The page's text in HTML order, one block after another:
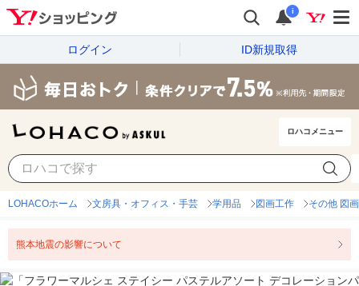
i
ログイン ID新規取得
ロハコメニュー
LOHACOホーム 文房具・オフィス・手芸 学用品 図画工作 その他 図
熊本地震の影響について